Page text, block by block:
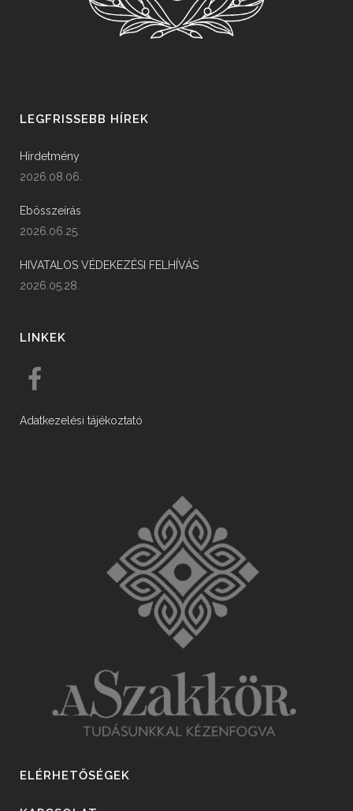
LEGFRISSEBB HÍREK
Hirdetmény
2026.08.06.
Ebösszeírás
2026.06.25.
HIVATALOS VÉDEKEZÉSI FELHÍVÁS
2026.05.28.
LINKEK
Adatkezelési tájékoztató
ELÉRHETŐSÉGEK